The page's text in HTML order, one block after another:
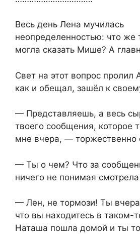
Весь день Лена мучилась
неопределенностью: что же
могла сказать Мише? А
Свет на этот вопрос пролил
как и обещал, зашёл к
— Представляешь, а весь
твоего сообщения, которое
мне вчера, — торжественно
— Ты о чем? Что за
ничего не понимая
— Лен, не тормози! Ты
что вы находитесь в таком-
Наташа пошла домой и ты